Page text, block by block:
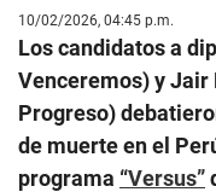
10/02/2026, 04:45 p.m.
Los candidatos a
Venceremos) y Jair
Progreso)
de muerte en el
programa “Versus”